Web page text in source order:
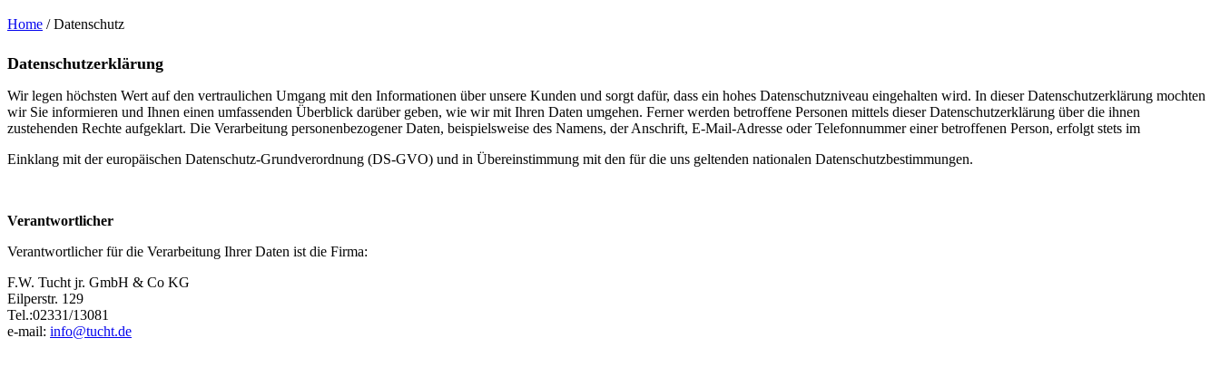
Home / Datenschutz
Datenschutzerklärung
Wir legen höchsten Wert auf den vertraulichen Umgang mit den Informationen über unsere Kunden und sorgt dafür, dass ein hohes Datenschutzniveau eingehalten wird. In dieser Datenschutzerklärung mochten
wir Sie informieren und Ihnen einen umfassenden Überblick darüber geben, wie wir mit Ihren Daten umgehen. Ferner werden betroffene Personen mittels dieser Datenschutzerklärung über die ihnen
zustehenden Rechte aufgeklart. Die Verarbeitung personenbezogener Daten, beispielsweise des Namens, der Anschrift, E-Mail-Adresse oder Telefonnummer einer betroffenen Person, erfolgt stets im
Einklang mit der europäischen Datenschutz-Grundverordnung (DS-GVO) und in Übereinstimmung mit den für die uns geltenden nationalen Datenschutzbestimmungen.
Verantwortlicher
Verantwortlicher für die Verarbeitung Ihrer Daten ist die Firma:
F.W. Tucht jr. GmbH & Co KG
Eilperstr. 129
Tel.:02331/13081
e-mail: info@tucht.de